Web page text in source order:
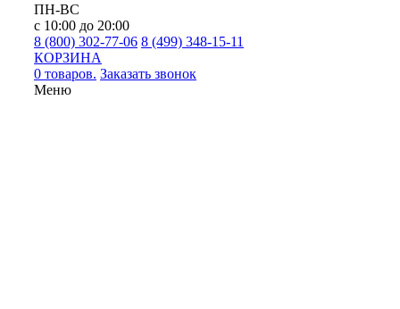
ПН-ВС
с 10:00 до 20:00
8 (800) 302-77-06 8 (499) 348-15-11
КОРЗИНА
0 товаров. Заказать звонок
Меню